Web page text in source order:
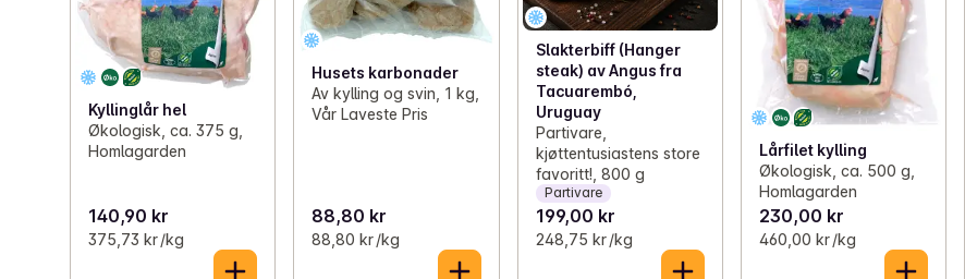
Kyllinglår hel
Økologisk, ca. 375 g,
Homlagarden
140,90 kr
375,73 kr /kg
Husets karbonader
Av kylling og svin, 1 kg,
Vår Laveste Pris
88,80 kr
88,80 kr /kg
Slakterbiff (Hanger
steak) av Angus fra
Tacuarembó,
Uruguay
Partivare,
kjøttentusiastens store
favoritt!, 800 g
Partivare
199,00 kr
248,75 kr /kg
Lårfilet kylling
Økologisk, ca. 500 g,
Homlagarden
230,00 kr
460,00 kr /kg